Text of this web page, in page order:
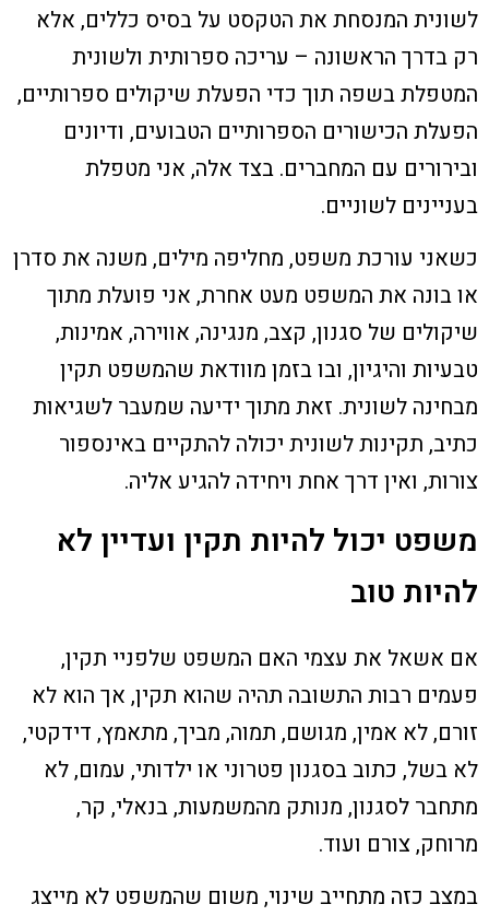
לשונית המנסחת את הטקסט על בסיס כללים, אלא
רק בדרך הראשונה – עריכה ספרותית ולשונית
המטפלת בשפה תוך כדי הפעלת שיקולים ספרותיים,
הפעלת הכישורים הספרותיים הטבועים, ודיונים
ובירורים עם המחברים. בצד אלה, אני מטפלת
בעניינים לשוניים.
כשאני עורכת משפט, מחליפה מילים, משנה את סדרן
או בונה את המשפט מעט אחרת, אני פועלת מתוך
שיקולים של סגנון, קצב, מנגינה, אווירה, אמינות,
טבעיות והיגיון, ובו בזמן מוודאת שהמשפט תקין
מבחינה לשונית. זאת מתוך ידיעה שמעבר לשגיאות
כתיב, תקינות לשונית יכולה להתקיים באינספור
צורות, ואין דרך אחת ויחידה להגיע אליה.
משפט יכול להיות תקין ועדיין לא
להיות טוב
אם אשאל את עצמי האם המשפט שלפניי תקין,
פעמים רבות התשובה תהיה שהוא תקין, אך הוא לא
זורם, לא אמין, מגושם, תמוה, מביך, מתאמץ, דידקטי,
לא בשל, כתוב בסגנון פטרוני או ילדותי, עמום, לא
מתחבר לסגנון, מנותק מהמשמעות, בנאלי, קר,
מרוחק, צורם ועוד.
במצב כזה מתחייב שינוי, משום שהמשפט לא מייצג